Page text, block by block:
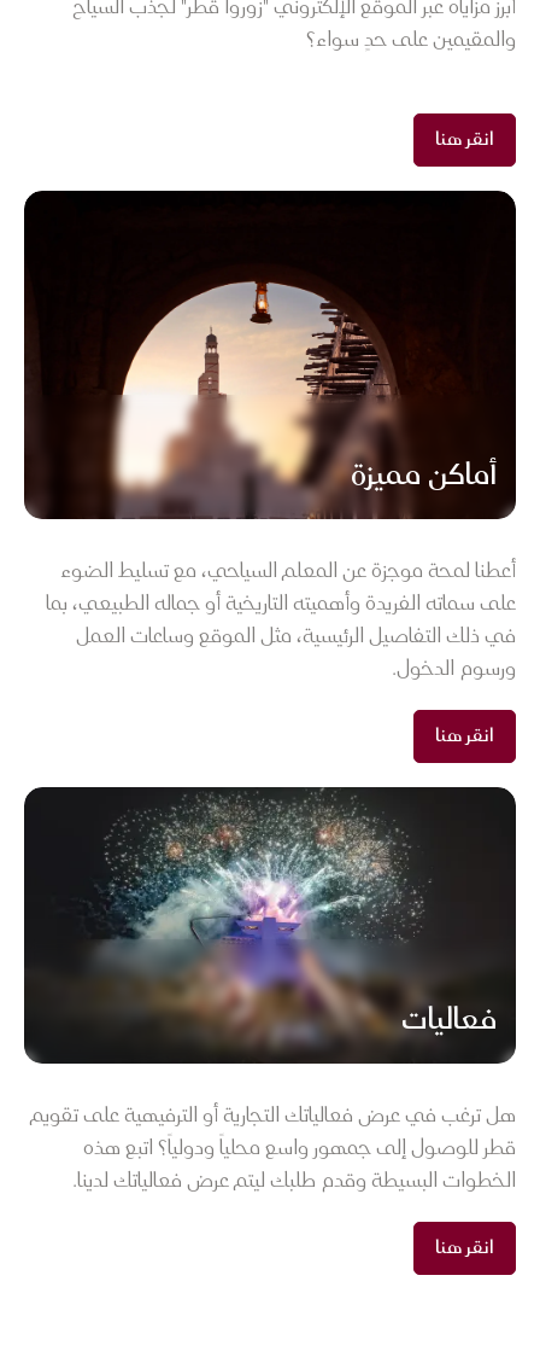
أبرز مزاياه عبر الموقع الإلكتروني "زوروا قطر" لجذب السياح
والمقيمين على حدٍ سواء؟
انقر هنا
أماكن مميزة
أعطنا لمحة موجزة عن المعلم السياحي، مع تسليط الضوء
على سماته الفريدة وأهميته التاريخية أو جماله الطبيعي، بما
في ذلك التفاصيل الرئيسية، مثل الموقع وساعات العمل
ورسوم الدخول.
انقر هنا
فعاليات
هل ترغب في عرض فعالياتك التجارية أو الترفيهية على تقويم
قطر للوصول إلى جمهور واسع محلياً ودولياً؟ اتبع هذه
الخطوات البسيطة وقدم طلبك ليتم عرض فعالياتك لدينا.
انقر هنا